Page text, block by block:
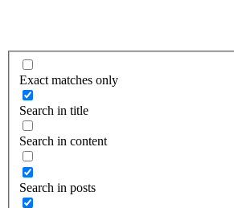
Exact matches only
Search in title
Search in content
Search in posts